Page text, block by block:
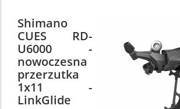
Shimano
CUES RD-
U6000 -
nowoczesna
przerzutka
1x11 -
LinkGlide